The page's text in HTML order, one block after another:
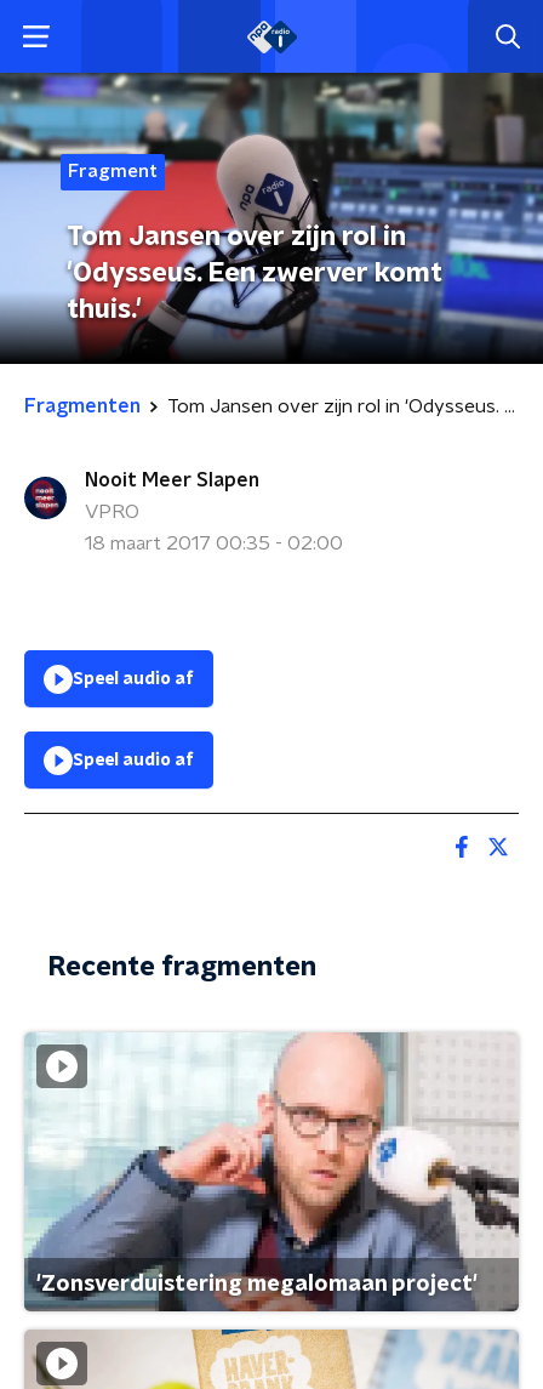
Fragment
Tom Jansen over zijn rol in
'Odysseus. Een zwerver komt
thuis.'
Fragmenten Tom Jansen over zijn rol in 'Odysseus. Een zwerver komt thuis.'
Nooit Meer Slapen
VPRO
18 maart 2017 00:35 - 02:00
Speel audio af
Speel audio af
Recente fragmenten
'Zonsverduistering megalomaan project'